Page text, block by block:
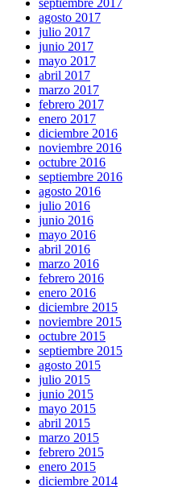
septiembre 2017
agosto 2017
julio 2017
junio 2017
mayo 2017
abril 2017
marzo 2017
febrero 2017
enero 2017
diciembre 2016
noviembre 2016
octubre 2016
septiembre 2016
agosto 2016
julio 2016
junio 2016
mayo 2016
abril 2016
marzo 2016
febrero 2016
enero 2016
diciembre 2015
noviembre 2015
octubre 2015
septiembre 2015
agosto 2015
julio 2015
junio 2015
mayo 2015
abril 2015
marzo 2015
febrero 2015
enero 2015
diciembre 2014